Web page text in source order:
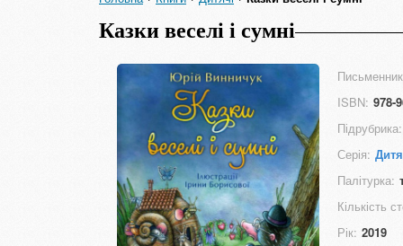
Казки веселі і сумні
ISBN: 978-
Підрубрика:
Серія:
Палітурка:
Кількість
Рік: 2019